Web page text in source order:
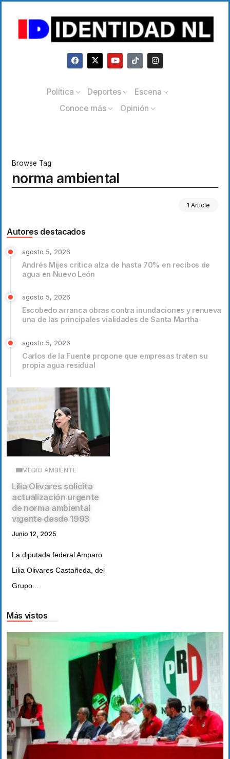
Política Deportes
Escena
Conoce más
Opinión
Browse Tag
norma ambiental
1 Article
Autores destacados
agosto 5, 2026
Andrés Mijes critica alza de hasta 70% en recibos de
agua en Nuevo León
agosto 5, 2026
Escobedo arranca obras contra inundaciones y renueva
una de las principales vialidades de Santa Martha
agosto 5, 2026
Carlos de la Fuente propone que empresas traten su
propia agua residual
MEDIO AMBIENTE
Lilia Olivares solicita
actualización urgente
de norma ambiental
vigente desde 1993
Junio 12, 2025
La diputada federal Amparo
Lilia Olivares Castañeda, del
Grupo...
Más vistos